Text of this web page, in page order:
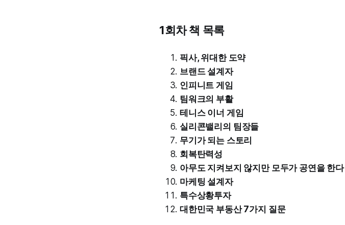
1회차 책 목록
픽사, 위대한 도약
브랜드 설계자
인피니트 게임
팀워크의 부활
테니스 이너 게임
실리콘밸리의 팀장들
무기가 되는 스토리
회복탄력성
아무도 지켜보지 않지만 모두가 공연을 한다
마케팅 설계자
특수상황투자
대한민국 부동산 7가지 질문